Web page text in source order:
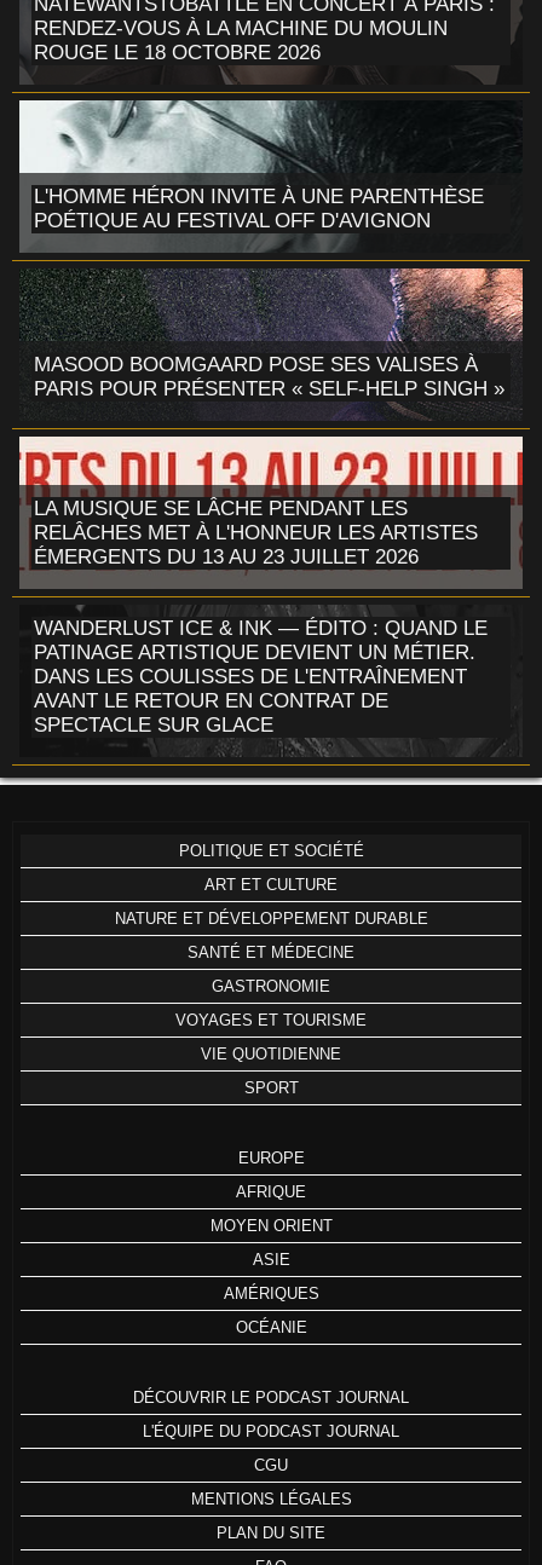
RENDEZ-VOUS À LA MACHINE DU MOULIN
ROUGE LE 18 OCTOBRE 2026
L'HOMME HÉRON INVITE À UNE PARENTHÈSE
POÉTIQUE AU FESTIVAL OFF D'AVIGNON
MASOOD BOOMGAARD POSE SES VALISES À
PARIS POUR PRÉSENTER « SELF-HELP SINGH »
LA MUSIQUE SE LÂCHE PENDANT LES
RELÂCHES MET À L'HONNEUR LES ARTISTES
ÉMERGENTS DU 13 AU 23 JUILLET 2026
WANDERLUST ICE & INK — ÉDITO : QUAND LE
PATINAGE ARTISTIQUE DEVIENT UN MÉTIER.
DANS LES COULISSES DE L'ENTRAÎNEMENT
AVANT LE RETOUR EN CONTRAT DE
SPECTACLE SUR GLACE
POLITIQUE ET SOCIÉTÉ
ART ET CULTURE
NATURE ET DÉVELOPPEMENT DURABLE
SANTÉ ET MÉDECINE
GASTRONOMIE
VOYAGES ET TOURISME
VIE QUOTIDIENNE
SPORT
EUROPE
AFRIQUE
MOYEN ORIENT
ASIE
AMÉRIQUES
OCÉANIE
DÉCOUVRIR LE PODCAST JOURNAL
L'ÉQUIPE DU PODCAST JOURNAL
CGU
MENTIONS LÉGALES
PLAN DU SITE